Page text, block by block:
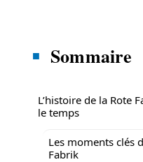
Sommaire
L’histoire de la Rote
le temps
Les moments clés
Fabrik